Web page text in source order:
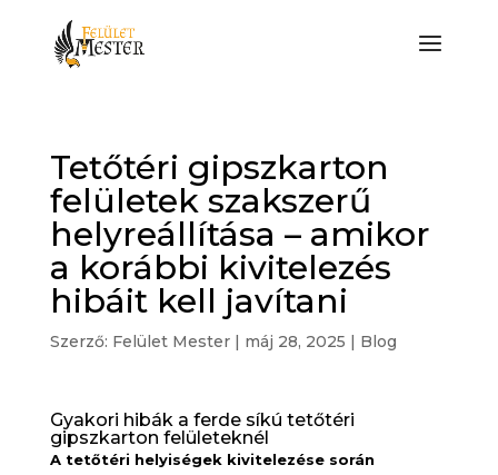
Tetőtéri gipszkarton
felületek szakszerű
helyreállítása – amikor
a korábbi kivitelezés
hibáit kell javítani
Szerző: Felület Mester| máj 28, 2025 | Blog
Gyakori hibák a ferde síkú tetőtéri
gipszkarton felületeknél
A tetőtéri helyiségek kivitelezése során